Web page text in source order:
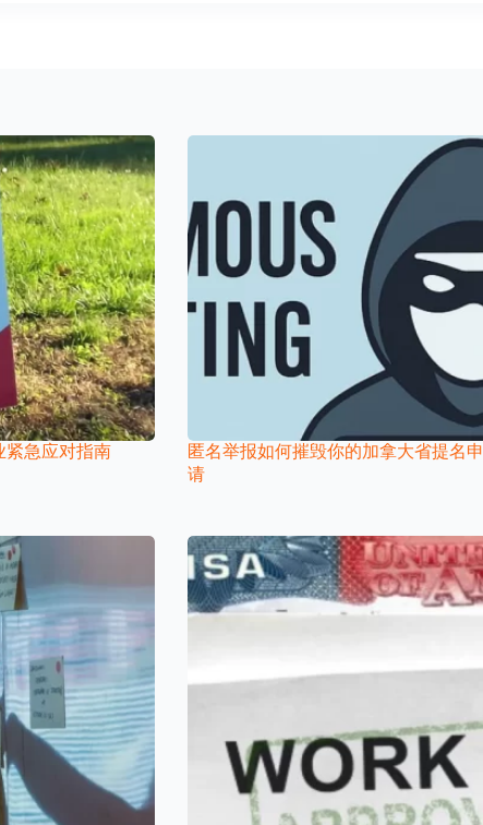
紧急应对指南
匿名举报如何摧毁你的加拿大省提名申
请